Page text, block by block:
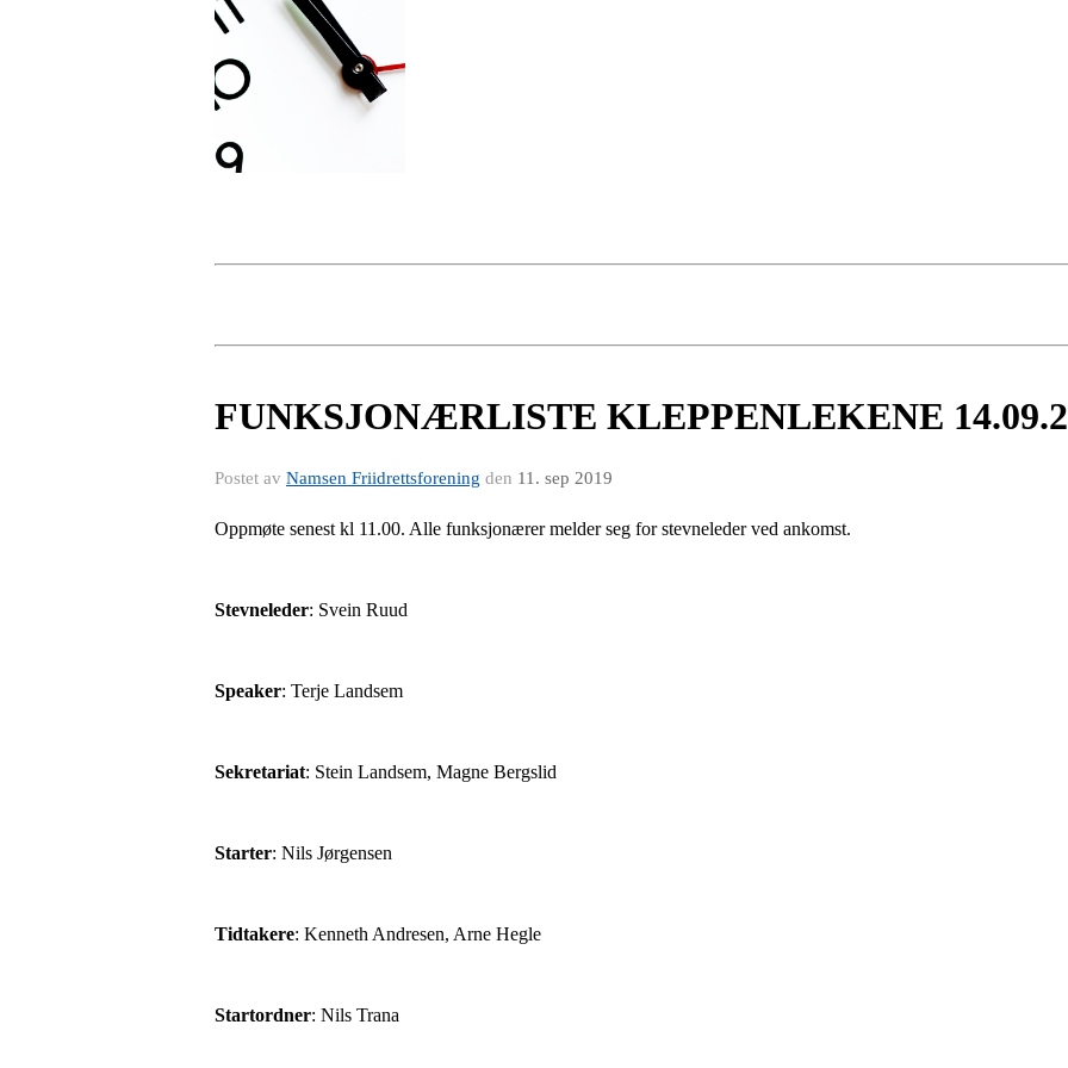
FUNKSJONÆRLISTE KLEPPENLEKENE
Postet av Namsen Friidrettsforening den 11. sep 2019
Oppmøte senest kl 11.00. Alle funksjonærer melder seg for stevneleder ved ankomst.
Stevneleder: Svein Ruud
Speaker: Terje Landsem
Sekretariat: Stein Landsem, Magne Bergslid
Starter: Nils Jørgensen
Tidtakere: Kenneth Andresen, Arne Hegle
Startordner: Nils Trana